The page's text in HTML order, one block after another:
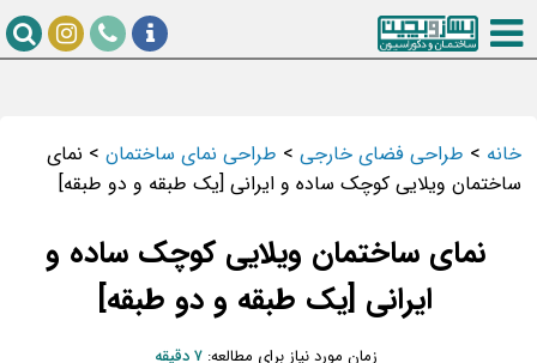
خانه>طراحی فضای خارجی>طراحی نمای ساختمان>نمای
ساختمان ویلایی کوچک ساده و ایرانی [یک طبقه و دو طبقه]
نمای ساختمان ویلایی کوچک ساده و
ایرانی [یک طبقه و دو طبقه]
زمان مورد نیاز برای مطالعه:۷ دقیقه